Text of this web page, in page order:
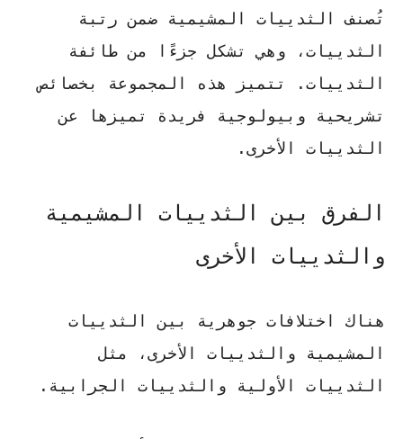
تُصنف الثدييات المشيمية ضمن رتبة
الثدييات، وهي تشكل جزءًا من طائفة
الثدييات. تتميز هذه المجموعة بخصائص
تشريحية وبيولوجية فريدة تميزها عن
الثدييات الأخرى.
الفرق بين الثدييات المشيمية
والثدييات الأخرى
هناك اختلافات جوهرية بين الثدييات
المشيمية والثدييات الأخرى، مثل
الثدييات الأولية والثدييات الجرابية.